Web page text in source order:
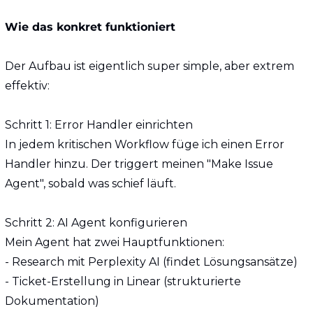
Wie das konkret funktioniert
Der Aufbau ist eigentlich super simple, aber extrem
effektiv:
Schritt 1: Error Handler einrichten
In jedem kritischen Workflow füge ich einen Error
Handler hinzu. Der triggert meinen "Make Issue
Agent", sobald was schief läuft.
Schritt 2: AI Agent konfigurieren
Mein Agent hat zwei Hauptfunktionen:
- Research mit Perplexity AI (findet Lösungsansätze)
- Ticket-Erstellung in Linear (strukturierte
Dokumentation)